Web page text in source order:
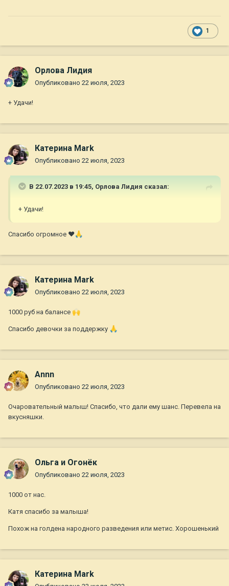
1
Орлова Лидия
Опубликовано 22 июля, 2023
+ Удачи!
Катерина Mark
Опубликовано 22 июля, 2023
В 22.07.2023 в 19:45, Орлова Лидия сказал:
+ Удачи!
Спасибо огромное ❤🙏
Катерина Mark
Опубликовано 22 июля, 2023
1000 руб на балансе 🙌
Спасибо девочки за поддержку 🙏
Annn
Опубликовано 22 июля, 2023
Очаровательный малыш! Спасибо, что дали ему шанс. Перевела на
вкусняшки.
Ольга и Огонёк
Опубликовано 22 июля, 2023
1000 от нас.
Катя спасибо за малыша!
Похож на голдена народного разведения или метис. Хорошенький
Катерина Mark